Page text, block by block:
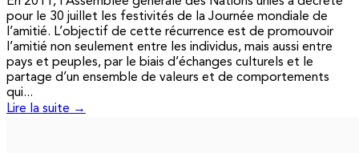
pour le 30 juillet les festivités de la Journée mondiale de
l’amitié. L’objectif de cette récurrence est de promouvoir
l’amitié non seulement entre les individus, mais aussi entre
pays et peuples, par le biais d’échanges culturels et le
partage d’un ensemble de valeurs et de comportements
qui...
Lire la suite →